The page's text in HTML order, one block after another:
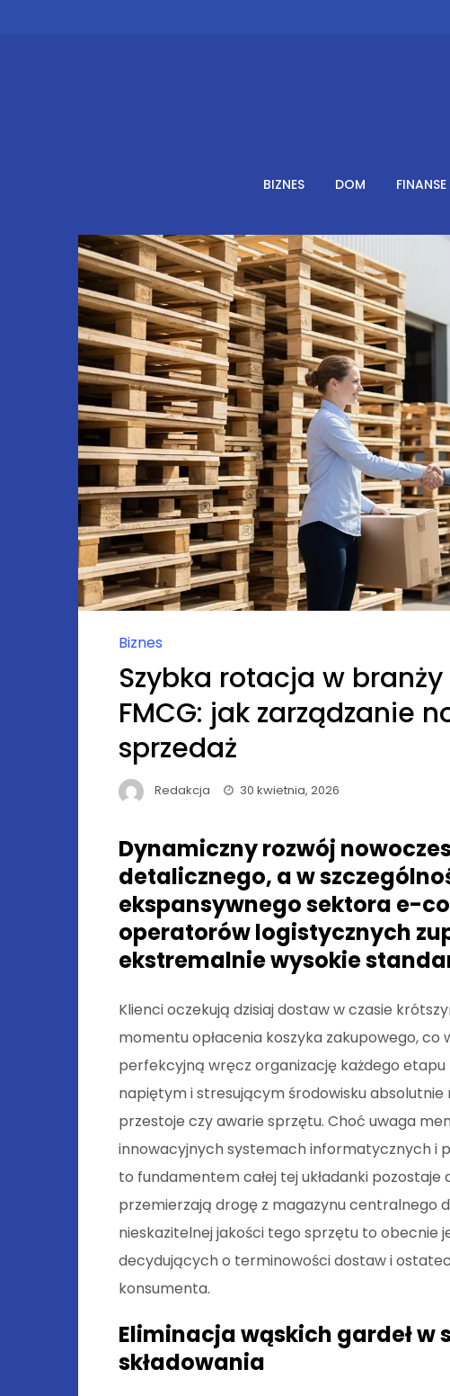
BIZNES DOM FINANSE
Biznes
Szybka rotacja w
FMCG: jak zarządzanie
sprzedaż
Redakcja 30 kwietnia, 2026
Dynamiczny rozwój
detalicznego, a w
ekspansywnego sektora e-
operatorów logistycznych
ekstremalnie wysokie
Klienci oczekują dzisiaj dostaw w czasie
momentu opłacenia koszyka zakupowego,
perfekcyjną wręcz organizację każdego
napiętym i stresującym środowisku absolutnie
przestoje czy awarie sprzętu. Choć uwaga
innowacyjnych systemach informatycznych i
to fundamentem całej tej układanki
przemierzają drogę z magazynu centralnego
nieskazitelnej jakości tego sprzętu to obecnie
decydujących o terminowości dostaw i
konsumenta.
Eliminacja wąskich gardeł w
składowania